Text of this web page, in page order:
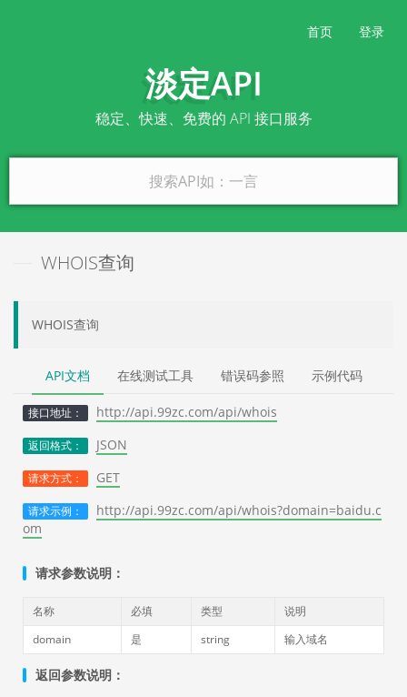
首页 登录
淡定API
稳定、快速、免费的 API 接口服务
WHOIS查询
WHOIS查询
API文档 在线测试工具 错误码参照 示例代码
接口地址： http://api.99zc.com/api/whois
返回格式： JSON
请求方式： GET
请求示例：
http://api.99zc.com/api/whois?domain=baidu.c
om
请求参数说明：
名称 必填 类型
说明
domain
是 string 输入域名
返回参数说明：